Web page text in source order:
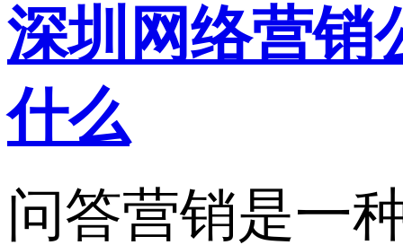
深圳网络营销
什么
问答营销是一